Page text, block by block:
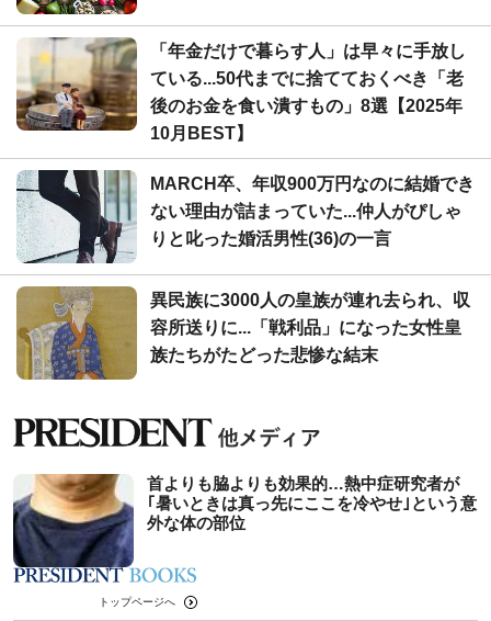
「年金だけで暮らす人」は早々に手放し
ている...50代までに捨てておくべき「老
後のお金を食い潰すもの」8選【2025年
10月BEST】
MARCH卒、年収900万円なのに結婚でき
ない理由が詰まっていた...仲人がぴしゃ
りと叱った婚活男性(36)の一言
異民族に3000人の皇族が連れ去られ、収
容所送りに...「戦利品」になった女性皇
族たちがたどった悲惨な結末
首よりも脇よりも効果的…熱中症研究者が
｢暑いときは真っ先にここを冷やせ｣という意
外な体の部位
トップページへ